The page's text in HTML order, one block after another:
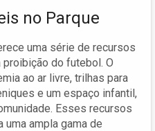
no Parque
uma série de recursos
do futebol. O
ao ar livre, trilhas para
e um espaço infantil,
Esses recursos
uma ampla gama de